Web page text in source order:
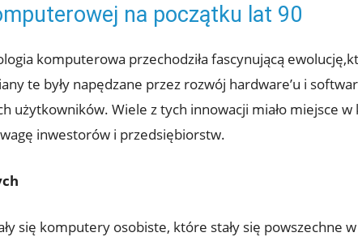
na początku lat 90
komputerowa przechodziła fascynującą
te były napędzane przez rozwój hardware’u i
użytkowników. Wiele z tych innowacji miało miejsce
inwestorów i przedsiębiorstw.
się komputery osobiste, które stały się powszechne